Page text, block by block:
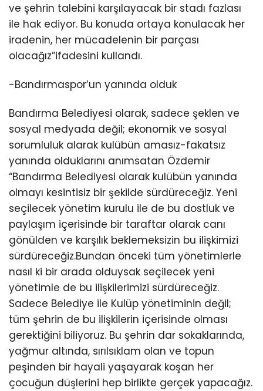
ve şehrin talebini karşılayacak bir stadı fazlası
ile hak ediyor. Bu konuda ortaya konulacak her
iradenin, her mücadelenin bir parçası
olacağız”ifadesini kullandı.
-Bandırmaspor’un yanında olduk
Bandırma Belediyesi olarak, sadece şeklen ve
sosyal medyada değil; ekonomik ve sosyal
sorumluluk alarak kulübün amasız-fakatsız
yanında olduklarını anımsatan Özdemir
“Bandırma Belediyesi olarak kulübün yanında
olmayı kesintisiz bir şekilde sürdüreceğiz. Yeni
seçilecek yönetim kurulu ile de bu dostluk ve
paylaşım içerisinde bir taraftar olarak canı
gönülden ve karşılık beklemeksizin bu ilişkimizi
sürdüreceğiz.Bundan önceki tüm yönetimlerle
nasıl ki bir arada olduysak seçilecek yeni
yönetimle de bu ilişkilerimizi sürdüreceğiz.
Sadece Belediye ile Kulüp yönetiminin değil;
tüm şehrin de bu ilişkilerin içerisinde olması
gerektiğini biliyoruz. Bu şehrin dar sokaklarında,
yağmur altında, sırılsıklam olan ve topun
peşinden bir hayali yaşayarak koşan her
çocuğun düşlerini hep birlikte gerçek yapacağız.